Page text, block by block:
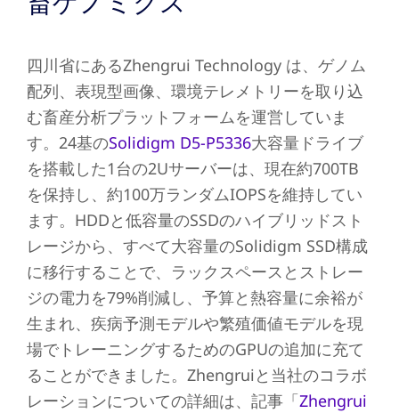
四川省にあるZhengrui Technology は、ゲノム
配列、表現型画像、環境テレメトリーを取り込
む畜産分析プラットフォームを運営していま
す。24基のSolidigm D5-P5336大容量ドライブ
を搭載した1台の2Uサーバーは、現在約700TB
を保持し、約100万ランダムIOPSを維持してい
ます。HDDと低容量のSSDのハイブリッドスト
レージから、すべて大容量のSolidigm SSD構成
に移行することで、ラックスペースとストレー
ジの電力を79%削減し、予算と熱容量に余裕が
生まれ、疾病予測モデルや繁殖価値モデルを現
場でトレーニングするためのGPUの追加に充て
ることができました。Zhengruiと当社のコラボ
レーションについての詳細は、記事「Zhengrui